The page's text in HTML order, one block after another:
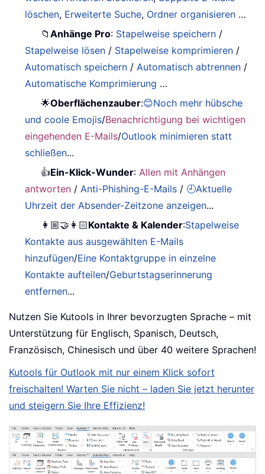
löschen, Erweiterte Suche, Ordner organisieren …
📁Anhänge Pro: Stapelweise speichern /
Stapelweise lösen / Stapelweise komprimieren /
Automatisch speichern /Automatisch abtrennen /
Automatische Komprimierung …
🌟Oberflächenzauber:😊Noch mehr hübsche
und coole Emojis/Benachrichtigung bei wichtigen
eingehenden E-Mails/Outlook minimieren statt
schließen...
👍Ein-Klick-Wunder:Allen mit Anhängen
antworten /Anti-Phishing-E-Mails / 🕘Aktuelle
Uhrzeit der Absender-Zeitzone anzeigen...
👩🏼‍🤝‍👩🏻Kontakte & Kalender:Stapelweise
Kontakte aus ausgewählten E-Mails
hinzufügen/Eine Kontaktgruppe in einzelne
Kontakte aufteilen/Geburtstagserinnerung
entfernen...
Nutzen Sie Kutools in Ihrer bevorzugten Sprache – mit
Unterstützung für Englisch, Spanisch, Deutsch,
Französisch, Chinesisch und über 40 weitere Sprachen!
Kutools für Outlook mit nur einem Klick sofort
freischalten! Warten Sie nicht – laden Sie jetzt herunter
und steigern Sie Ihre Effizienz!